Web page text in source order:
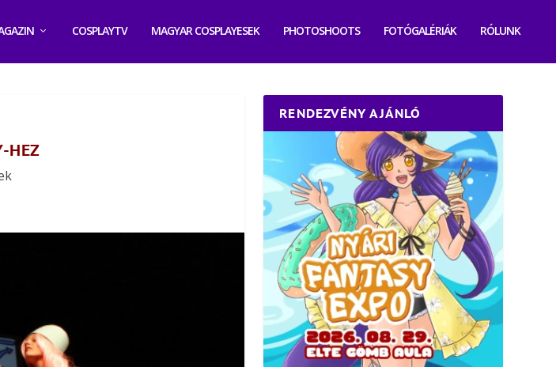
COSPLAYTV MAGYAR COSPLAYESEK PHOTOSHOOTS FOTÓGALÉRIÁK RÓLUNK
HEZ
RENDEZVÉNY AJÁNLÓ